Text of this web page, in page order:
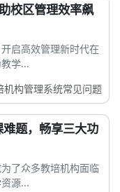
校区管理效率飙
启高效管理新时代在
学...
机构管理系统常见问题
题，畅享三大功
了众多教培机构面临
源...